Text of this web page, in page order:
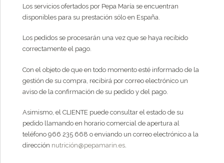
Los servicios ofertados por Pepa María se encuentran
disponibles para su prestación sólo en España.
Los pedidos se procesarán una vez que se haya recibido
correctamente el pago.
Con el objeto de que en todo momento esté informado de la
gestión de su compra, recibirá por correo electrónico un
aviso de la confirmación de su pedido y del pago.
Asimismo, el CLIENTE puede consultar el estado de su
pedido llamando en horario comercial de apertura al
teléfono 966 235 668 o enviando un correo electrónico a la
dirección nutrición@pepamarin.es.